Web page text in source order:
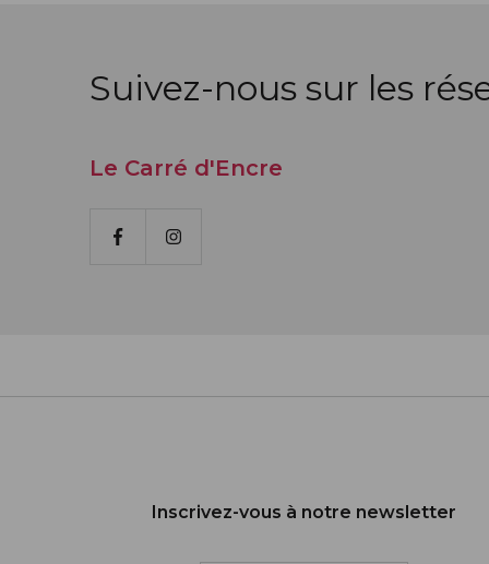
Suivez-nous sur les
Le Carré d'Encre
FacebookInstagram
Inscrivez-vous à notre newsletter